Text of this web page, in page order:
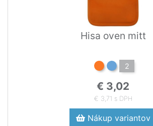
Hisa oven mitt
2
€ 3,02
€ 3,71 s DPH
Nákup variantov